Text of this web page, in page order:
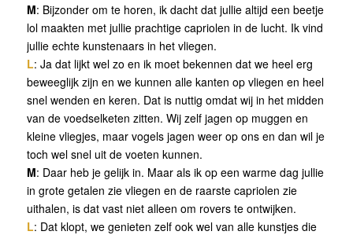
M: Bijzonder om te horen, ik dacht dat jullie altijd een beetje
lol maakten met jullie prachtige capriolen in de lucht. Ik vind
jullie echte kunstenaars in het vliegen.
L: Ja dat lijkt wel zo en ik moet bekennen dat we heel erg
beweeglijk zijn en we kunnen alle kanten op vliegen en heel
snel wenden en keren. Dat is nuttig omdat wij in het midden
van de voedselketen zitten. Wij zelf jagen op muggen en
kleine vliegjes, maar vogels jagen weer op ons en dan wil je
toch wel snel uit de voeten kunnen.
M: Daar heb je gelijk in. Maar als ik op een warme dag jullie
in grote getalen zie vliegen en de raarste capriolen zie
uithalen, is dat vast niet alleen om rovers te ontwijken.
L: Dat klopt, we genieten zelf ook wel van alle kunstjes die